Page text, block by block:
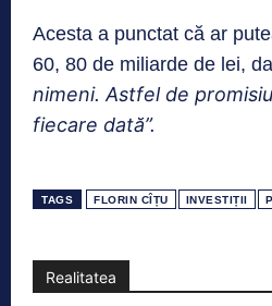
Acesta a punctat că ar
60, 80 de miliarde de lei,
nimeni. Astfel de
fiecare dată”.
TAGS FLORIN CÎȚU INVESTIȚII
Realitatea